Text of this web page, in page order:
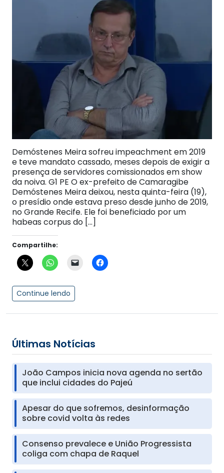
Demóstenes Meira sofreu impeachment em 2019
e teve mandato cassado, meses depois de exigir a
presença de servidores comissionados em show
da noiva. G1 PE O ex-prefeito de Camaragibe
Demóstenes Meira deixou, nesta quinta-feira (19),
o presídio onde estava preso desde junho de 2019,
no Grande Recife. Ele foi beneficiado por um
habeas corpus do […]
Compartilhe:
Continue lendo
Últimas Notícias
João Campos inicia nova agenda no sertão
que inclui cidades do Pajeú
Apesar do que sofremos, desinformação
sobre covid volta às redes
Consenso prevalece e União Progressista
coliga com chapa de Raquel